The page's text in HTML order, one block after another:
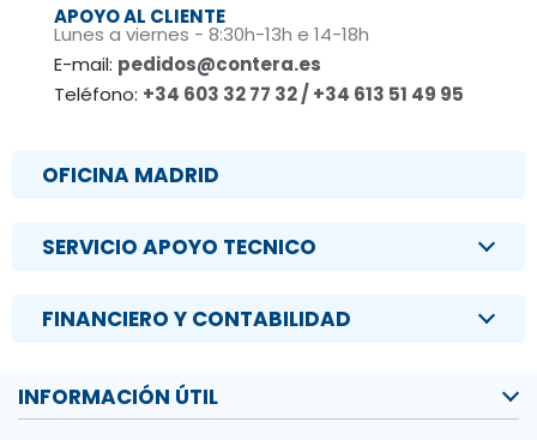
APOYO AL CLIENTE
Lunes a viernes - 8:30h-13h e 14-18h
E-mail: pedidos@contera.es
Teléfono: +34 603 32 77 32 / +34 613 51 49 95
OFICINA MADRID
SERVICIO APOYO TECNICO
FINANCIERO Y CONTABILIDAD
INFORMACIÓN ÚTIL